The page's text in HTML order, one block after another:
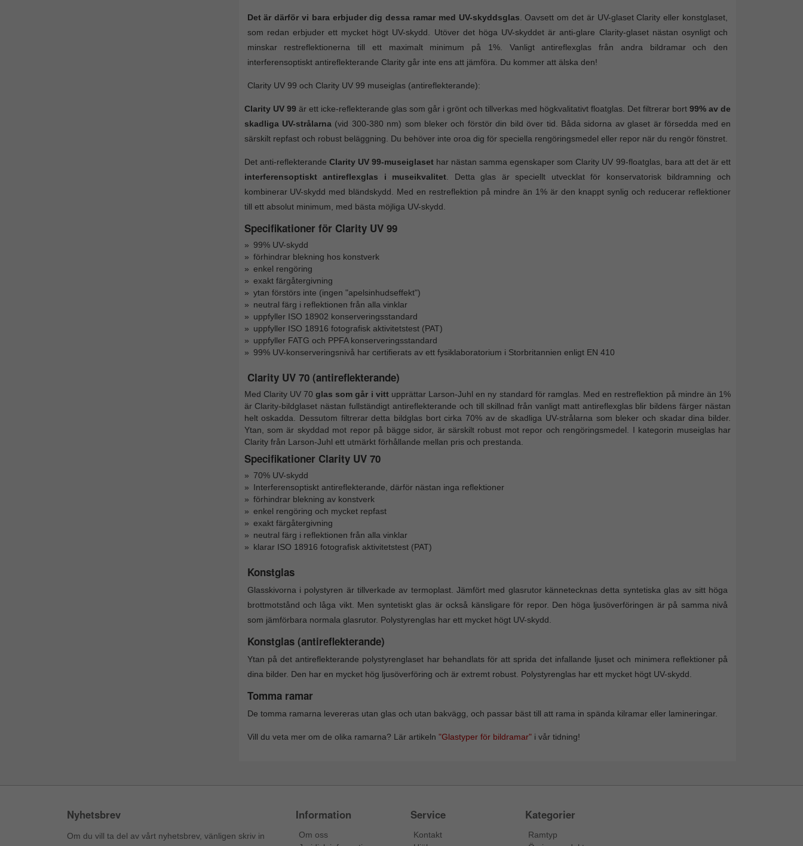
Det är därför vi bara erbjuder dig dessa ramar med UV-skyddsglas . Oavsett om det är UV-glaset Clarity eller konstglaset,
som redan erbjuder ett mycket högt UV-skydd. Utöver det höga UV-skyddet är anti-glare Clarity-glaset nästan osynligt och
minskar restreflektionerna till ett maximalt minimum på 1%. Vanligt antireflexglas från andra bildramar och den
interferensoptiskt antireflekterande Clarity går inte ens att jämföra. Du kommer att älska den!
Clarity UV 99 och Clarity UV 99 museiglas (antireflekterande):
Clarity UV 99 är ett icke-reflekterande glas som går i grönt och tillverkas med högkvalitativt floatglas. Det filtrerar bort 99% av de
skadliga UV-strålarna (vid 300-380 nm) som bleker och förstör din bild över tid. Båda sidorna av glaset är försedda med en
särskilt repfast och robust beläggning. Du behöver inte oroa dig för speciella rengöringsmedel eller repor när du rengör fönstret.
Det anti-reflekterande Clarity UV 99-museiglasethar nästan samma egenskaper som Clarity UV 99-floatglas, bara att det är ett
interferensoptiskt antireflexglas i museikvalitet . Detta glas är speciellt utvecklat för konservatorisk bildramning och
kombinerar UV-skydd med bländskydd. Med en restreflektion på mindre än 1% är den knappt synlig och reducerar reflektioner
till ett absolut minimum, med bästa möjliga UV-skydd.
Specifikationer för Clarity UV 99
99% UV-skydd
förhindrar blekning hos konstverk
enkel rengöring
exakt färgåtergivning
ytan förstörs inte (ingen "apelsinhudseffekt")
neutral färg i reflektionen från alla vinklar
uppfyller ISO 18902 konserveringsstandard
uppfyller ISO 18916 fotografisk aktivitetstest (PAT)
uppfyller FATG och PPFA konserveringsstandard
99% UV-konserveringsnivå har certifierats av ett fysiklaboratorium i Storbritannien enligt EN 410
Clarity UV 70 (antireflekterande)
Med Clarity UV 70glas som går i vittupprättar Larson-Juhl en ny standard för ramglas. Med en restreflektion på mindre än 1%
är Clarity-bildglaset nästan fullständigt antireflekterande och till skillnad från vanligt matt antireflexglas blir bildens färger nästan
helt oskadda. Dessutom filtrerar detta bildglas bort cirka 70% av de skadliga UV-strålarna som bleker och skadar dina bilder.
Ytan, som är skyddad mot repor på bägge sidor, är särskilt robust mot repor och rengöringsmedel. I kategorin museiglas har
Clarity från Larson-Juhl ett utmärkt förhållande mellan pris och prestanda.
Specifikationer Clarity UV 70
70% UV-skydd
Interferensoptiskt antireflekterande, därför nästan inga reflektioner
förhindrar blekning av konstverk
enkel rengöring och mycket repfast
exakt färgåtergivning
neutral färg i reflektionen från alla vinklar
klarar ISO 18916 fotografisk aktivitetstest (PAT)
Konstglas
Glasskivorna i polystyren är tillverkade av termoplast. Jämfört med glasrutor kännetecknas detta syntetiska glas av sitt höga
brottmotstånd och låga vikt. Men syntetiskt glas är också känsligare för repor. Den höga ljusöverföringen är på samma nivå
som jämförbara normala glasrutor. Polystyrenglas har ett mycket högt UV-skydd.
Konstglas (antireflekterande)
Ytan på det antireflekterande polystyrenglaset har behandlats för att sprida det infallande ljuset och minimera reflektioner på
dina bilder. Den har en mycket hög ljusöverföring och är extremt robust. Polystyrenglas har ett mycket högt UV-skydd.
Tomma ramar
De tomma ramarna levereras utan glas och utan bakvägg, och passar bäst till att rama in spända kilramar eller lamineringar.
Vill du veta mer om de olika ramarna? Lär artikeln "Glastyper för bildramar"i vår tidning!
Nyhetsbrev
Om du vill ta del av vårt nyhetsbrev, vänligen skriv in
Information
Om oss
Service
Kontakt
Kategorier
Ramtyp